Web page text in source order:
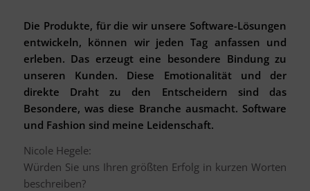
Die Produkte, für die wir unsere Software-Lösungen
entwickeln, können wir jeden Tag anfassen und
erleben. Das erzeugt eine besondere Bindung zu
unseren Kunden. Diese Emotionalität und der
direkte Draht zu den Entscheidern sind das
Besondere, was diese Branche ausmacht. Software
und Fashion sind meine Leidenschaft.
Nicole Hegele:
Würden Sie uns Ihren größten Erfolg in kurzen Worten
beschreiben?